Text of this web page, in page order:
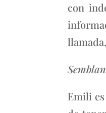
con
Emili